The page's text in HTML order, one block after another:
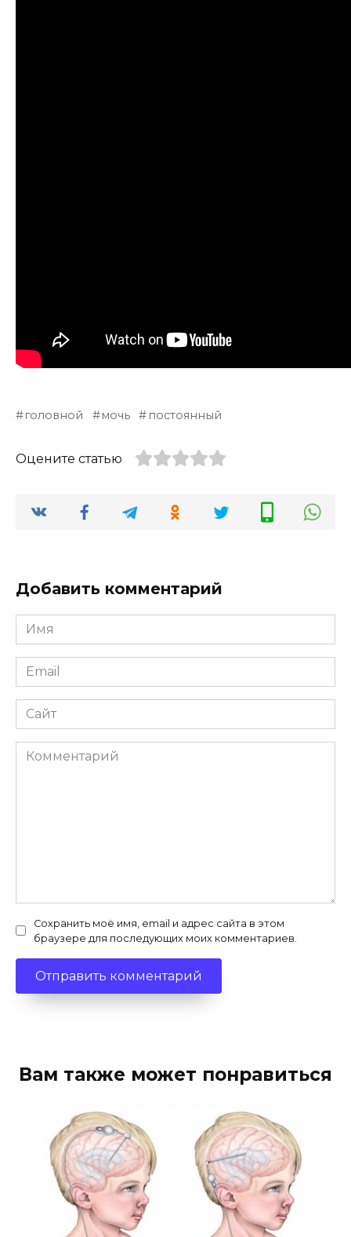
головной мочь постоянный
Оцените статью
Добавить комментарий
Имя
*
Email
*
Сайт
Комментарий
Сохранить моё имя, email и адрес сайта в этом
браузере для последующих моих комментариев.
Вам также может понравиться